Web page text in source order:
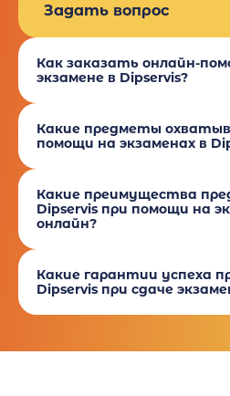
Задать вопрос
Как заказать онлайн-
экзамене в Dipservis?
Какие предметы
помощи на экзаменах в
Какие преимущества
Dipservis при помощи на
онлайн?
Какие гарантии успеха
Dipservis при сдаче